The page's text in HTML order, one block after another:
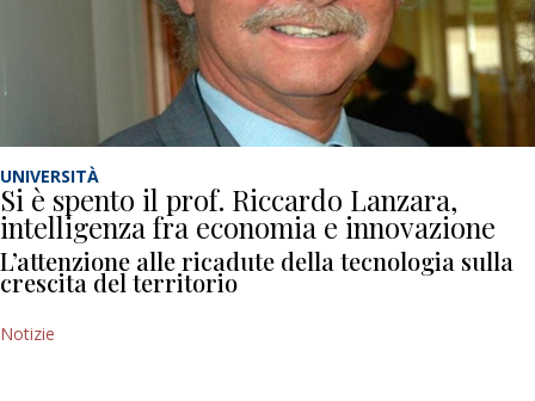
UNIVERSITÀ
Si è spento il prof. Riccardo Lanzara,
intelligenza fra economia e innovazione
L’attenzione alle ricadute della tecnologia sulla
crescita del territorio
Notizie